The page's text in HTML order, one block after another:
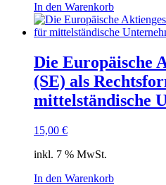
In den Warenkorb
Die Europäische
(SE) als
mittelständische
15,00 €
inkl. 7 % MwSt.
In den Warenkorb